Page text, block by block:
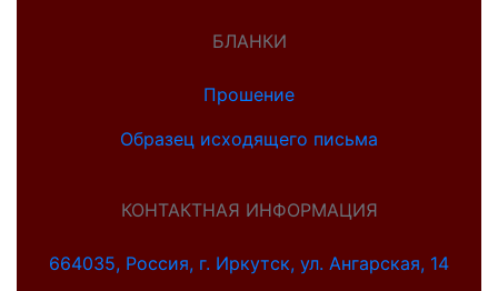
БЛАНКИ
Прошение
Образец исходящего письма
КОНТАКТНАЯ ИНФОРМАЦИЯ
664035, Россия, г. Иркутск, ул. Ангарская, 14